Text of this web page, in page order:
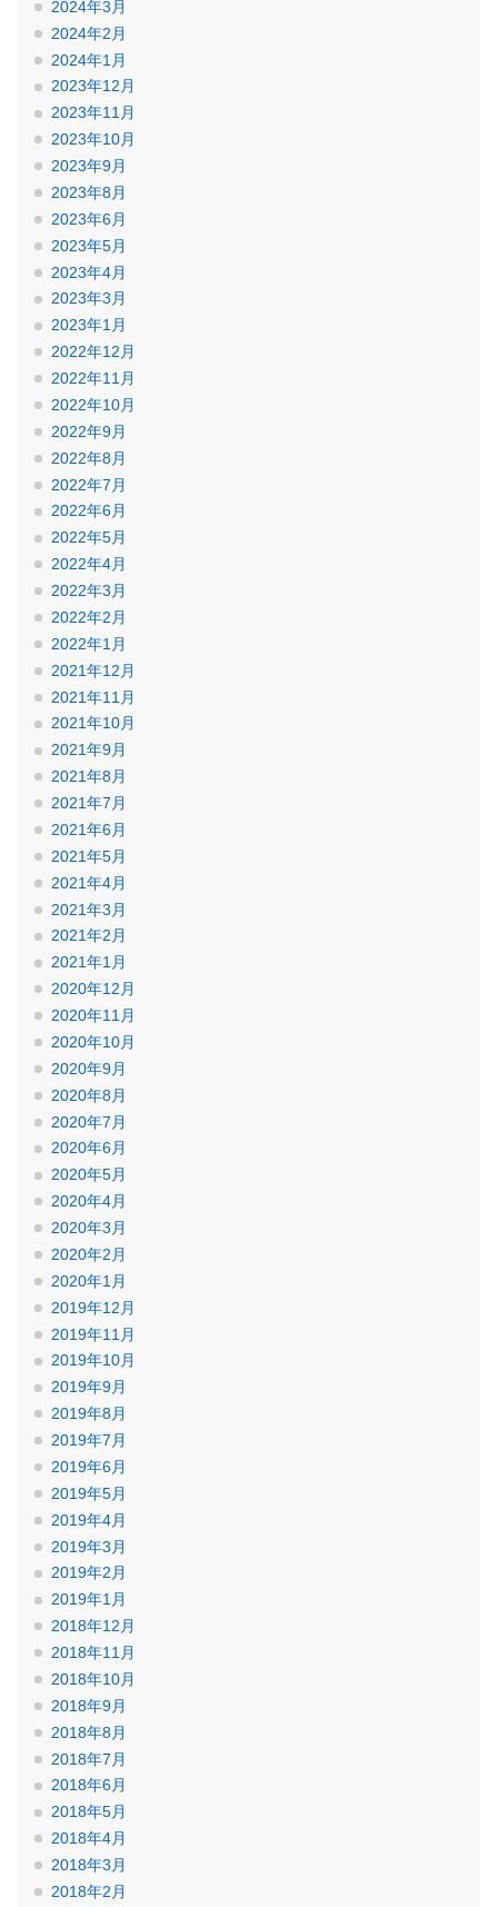
2024年3月
2024年2月
2024年1月
2023年12月
2023年11月
2023年10月
2023年9月
2023年8月
2023年6月
2023年5月
2023年4月
2023年3月
2023年1月
2022年12月
2022年11月
2022年10月
2022年9月
2022年8月
2022年7月
2022年6月
2022年5月
2022年4月
2022年3月
2022年2月
2022年1月
2021年12月
2021年11月
2021年10月
2021年9月
2021年8月
2021年7月
2021年6月
2021年5月
2021年4月
2021年3月
2021年2月
2021年1月
2020年12月
2020年11月
2020年10月
2020年9月
2020年8月
2020年7月
2020年6月
2020年5月
2020年4月
2020年3月
2020年2月
2020年1月
2019年12月
2019年11月
2019年10月
2019年9月
2019年8月
2019年7月
2019年6月
2019年5月
2019年4月
2019年3月
2019年2月
2019年1月
2018年12月
2018年11月
2018年10月
2018年9月
2018年8月
2018年7月
2018年6月
2018年5月
2018年4月
2018年3月
2018年2月